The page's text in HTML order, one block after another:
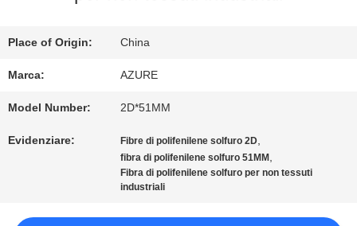
DELLA
FABBRICA
Place of Origin: China
Marca: AZURE
Model Number: 2D*51MM
Evidenziare: Fibre di polifenilene solfuro 2D,
fibra di polifenilene solfuro 51MM ,
Fibra di polifenilene solfuro per non tessuti
industriali